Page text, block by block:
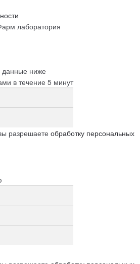
лаборатория
данные ниже
в течение 5 минут
разрешаете обработку персональных